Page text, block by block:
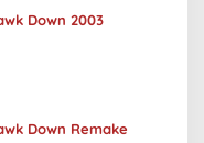
Down 2003
Down Remake